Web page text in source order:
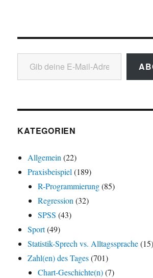
Gib deine E-Mail-Adresse ein ...
KATEGORIEN
Allgemein (22)
Praxisbeispiel (189)
R-Programmierung(85)
Regression (32)
SPSS (43)
Sport(49)
Statistik-Sprech vs. Alltagssprache(15)
Zahl(en) des Tages(701)
Chart-Geschichte(n)(7)